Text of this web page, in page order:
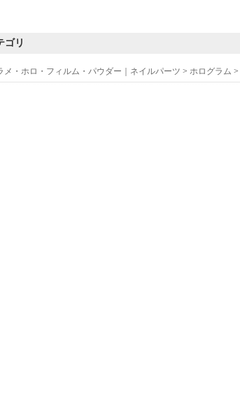
ゴリ
メ・ホロ・フィルム・パウダー｜ネイルパーツ > ホログラム >